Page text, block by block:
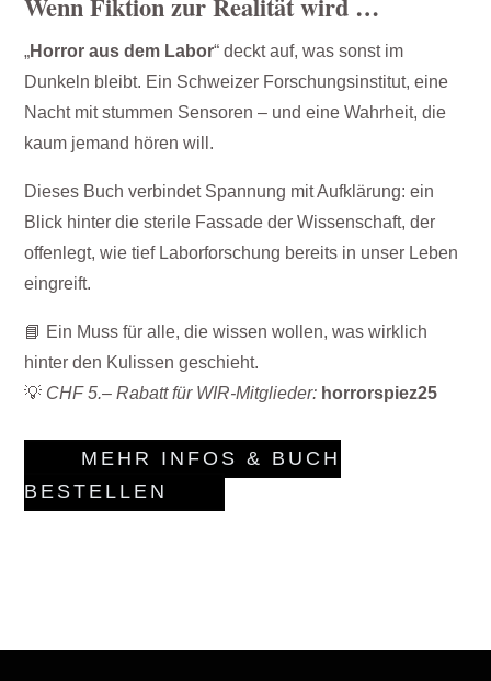
Wenn Fiktion zur Realität wird …
„Horror aus dem Labor“ deckt auf, was sonst im
Dunkeln bleibt. Ein Schweizer Forschungsinstitut, eine
Nacht mit stummen Sensoren – und eine Wahrheit, die
kaum jemand hören will.
Dieses Buch verbindet Spannung mit Aufklärung: ein
Blick hinter die sterile Fassade der Wissenschaft, der
offenlegt, wie tief Laborforschung bereits in unser Leben
eingreift.
📘 Ein Muss für alle, die wissen wollen, was wirklich
hinter den Kulissen geschieht.
💡 CHF 5.– Rabatt für WIR-Mitglieder: horrorspiez25
MEHR INFOS & BUCH
BESTELLEN